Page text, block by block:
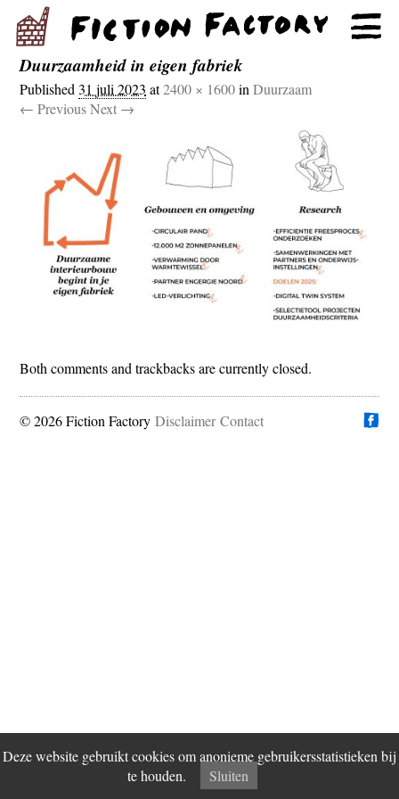
Deze website gebruikt cookies om anonieme gebruikersstatistieken bij
te houden.
Sluiten
Duurzaamheid in eigen fabriek
Published31 juli 2023 at2400 × 1600inDuurzaam
← Previous Next →
Both comments and trackbacks are currently closed.
© 2026 Fiction Factory Disclaimer Contact
Vind ons op